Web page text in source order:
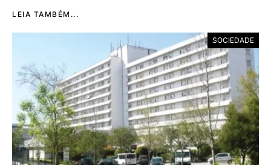
LEIA TAMBÉM...
SOCIEDADE